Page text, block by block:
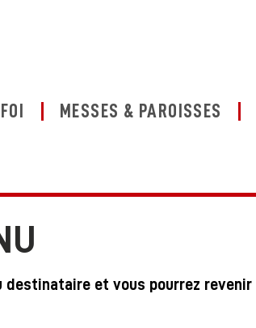
MESSES & PAROISSES
destinataire et vous pourrez revenir